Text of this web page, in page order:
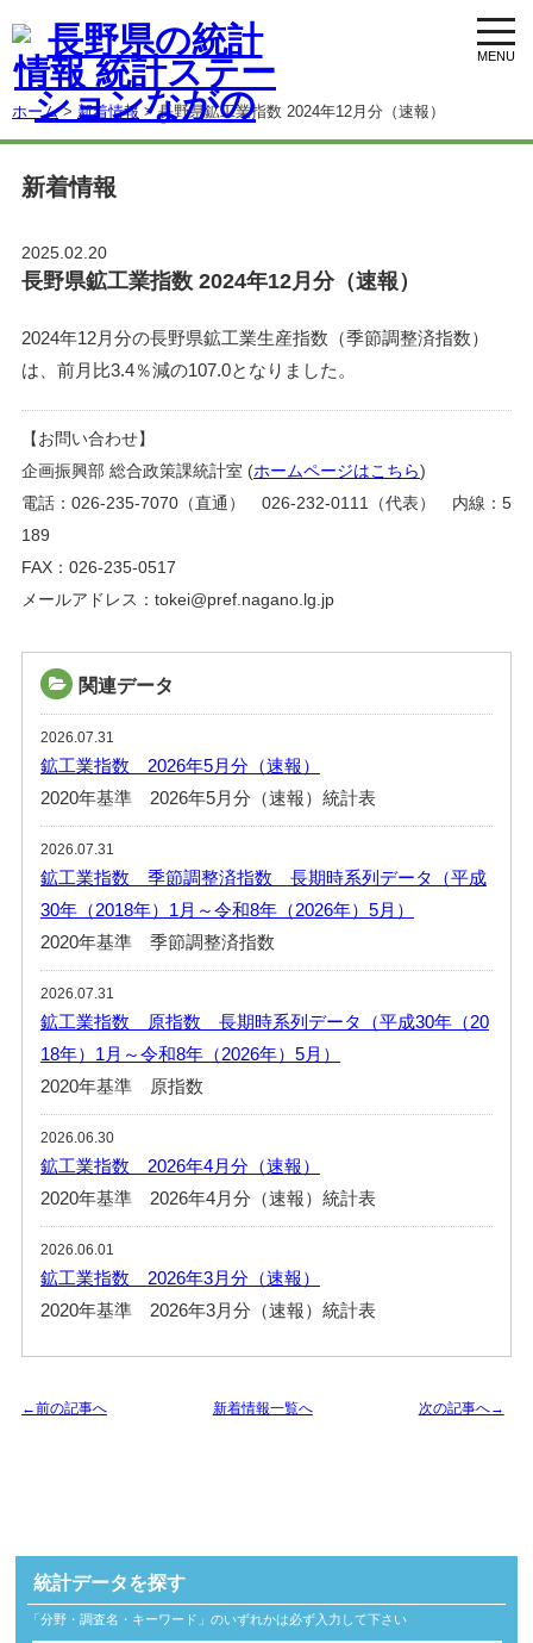
ホーム> 新着情報 > 長野県鉱工業指数 2024年12月分（速報）
新着情報
2025.02.20
長野県鉱工業指数 2024年12月分（速報）
2024年12月分の長野県鉱工業生産指数（季節調整済指数）
は、前月比3.4％減の107.0となりました。
【お問い合わせ】
企画振興部 総合政策課統計室 (ホームページはこちら)
電話：026-235-7070（直通） 026-232-0111（代表） 内線：5
189
FAX：026-235-0517
メールアドレス：tokei@pref.nagano.lg.jp
関連データ
2026.07.31
鉱工業指数 2026年5月分（速報）
2020年基準 2026年5月分（速報）統計表
2026.07.31
鉱工業指数 季節調整済指数 長期時系列データ（平成
30年（2018年）1月～令和8年（2026年）5月）
2020年基準 季節調整済指数
2026.07.31
鉱工業指数 原指数 長期時系列データ（平成30年（20
18年）1月～令和8年（2026年）5月）
2020年基準 原指数
2026.06.30
鉱工業指数 2026年4月分（速報）
2020年基準 2026年4月分（速報）統計表
2026.06.01
鉱工業指数 2026年3月分（速報）
2020年基準 2026年3月分（速報）統計表
←前の記事へ 新着情報一覧へ 次の記事へ→
統計データを探す
「分野・調査名・キーワード」のいずれかは必ず入力して下さい